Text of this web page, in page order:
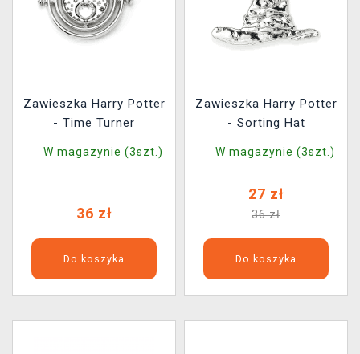
Zawieszka Harry Potter
- Time Turner
W magazynie (3szt.)
36 zł
Do koszyka
Zawieszka Harry Potter
- Sorting Hat
W magazynie (3szt.)
27 zł
36 zł
Do koszyka